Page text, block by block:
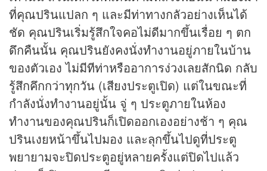
ที่คุณปรินแปลก ๆ และมีท่าทางกลัวอย่างเห็นได้
ชัด คุณปรินเริ่มรู้สึกใจคอไม่ดีมากขึ้นเรื่อย ๆ ตก
ดึกคืนนั้น คุณปรินยังคงนั่งทำงานอยู่ภายในบ้าน
ของตัวเอง ไม่มีทีท่าหรืออาการง่วงเลยสักนิด กลับ
รู้สึกคึกกว่าทุกวัน (เสียงประตูเปิด) แต่ในขณะที่
กำลังนั่งทำงานอยู่นั้น จู่ ๆ ประตูภายในห้อง
ทำงานของคุณปรินก็เปิดออกเองอย่างช้า ๆ คุณ
ปรินเงยหน้าขึ้นไปมอง และลุกขึ้นไปดูที่ประตู
พยายามจะปิดประตูอยู่หลายครั้งแต่ปิดไปแล้ว